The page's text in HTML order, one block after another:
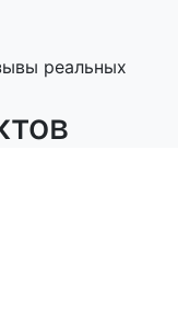
реальных